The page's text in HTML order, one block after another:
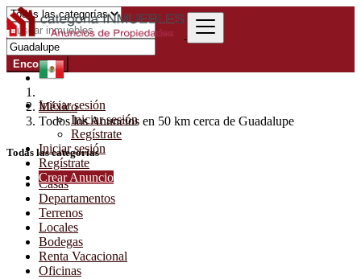
Iniciar sesión
Iniciar sesión
Regístrate
Iniciar sesión
Regístrate
Crear Anuncio
Encontrar
México
Todos los Anuncios en 50 km cerca de Guadalupe
Todas las categorías
Casas
Departamentos
Terrenos
Locales
Bodegas
Renta Vacacional
Oficinas